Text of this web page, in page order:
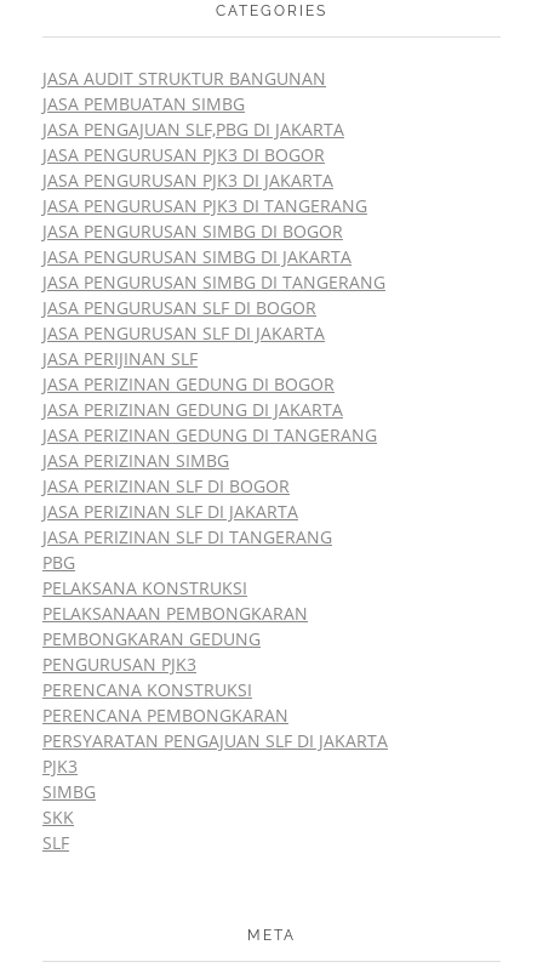
CATEGORIES
JASA AUDIT STRUKTUR BANGUNAN
JASA PEMBUATAN SIMBG
JASA PENGAJUAN SLF,PBG DI JAKARTA
JASA PENGURUSAN PJK3 DI BOGOR
JASA PENGURUSAN PJK3 DI JAKARTA
JASA PENGURUSAN PJK3 DI TANGERANG
JASA PENGURUSAN SIMBG DI BOGOR
JASA PENGURUSAN SIMBG DI JAKARTA
JASA PENGURUSAN SIMBG DI TANGERANG
JASA PENGURUSAN SLF DI BOGOR
JASA PENGURUSAN SLF DI JAKARTA
JASA PERIJINAN SLF
JASA PERIZINAN GEDUNG DI BOGOR
JASA PERIZINAN GEDUNG DI JAKARTA
JASA PERIZINAN GEDUNG DI TANGERANG
JASA PERIZINAN SIMBG
JASA PERIZINAN SLF DI BOGOR
JASA PERIZINAN SLF DI JAKARTA
JASA PERIZINAN SLF DI TANGERANG
PBG
PELAKSANA KONSTRUKSI
PELAKSANAAN PEMBONGKARAN
PEMBONGKARAN GEDUNG
PENGURUSAN PJK3
PERENCANA KONSTRUKSI
PERENCANA PEMBONGKARAN
PERSYARATAN PENGAJUAN SLF DI JAKARTA
PJK3
SIMBG
SKK
SLF
META